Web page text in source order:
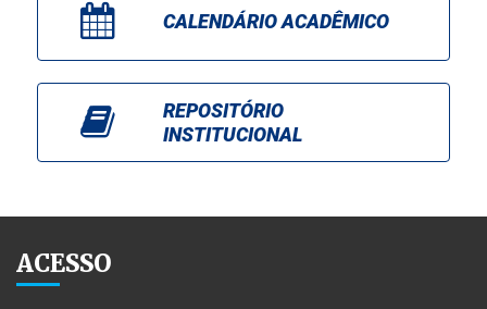
CALENDÁRIO ACADÊMICO
REPOSITÓRIO
INSTITUCIONAL
ACESSO